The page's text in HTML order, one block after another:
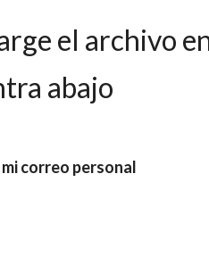
el archivo
abajo
correo personal